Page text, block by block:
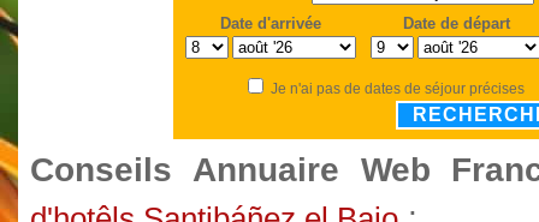
Date d'arrivée Date de départ
Je n'ai pas de dates de séjour précises
Conseils Annuaire Web